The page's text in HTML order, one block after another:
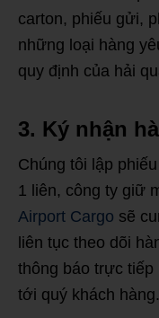
carton, phiếu gửi,
những loại hàng
quy định của hải
3. Ký nhận
Chúng tôi lập
1 liên, công ty giữ
Airport Cargo sẽ
liên tục theo dõi
thông báo trực
tới quý khách hàng.